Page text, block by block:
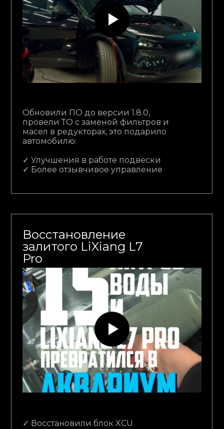
Обновили ПО до версии 1.8.0,
провели ТО с заменой фильтров и
масел в редукторах, это подарило
автомобилю:
✓ Улучшения в работе подвески
✓ Более отзывчивое управление
Восстановление
залитого LiXiang L7
Pro
✓ Восстановили блок XCU